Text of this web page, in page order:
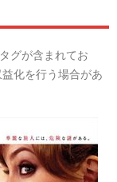
グが含まれてお
化を行う場合があ